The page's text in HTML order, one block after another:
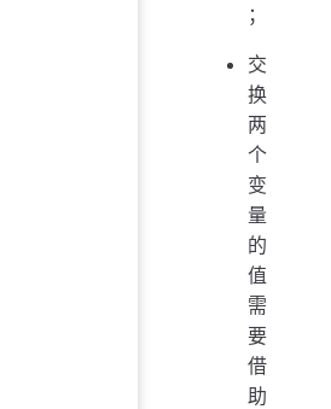
；
交
换
两
个
变
量
的
值
需
要
借
助